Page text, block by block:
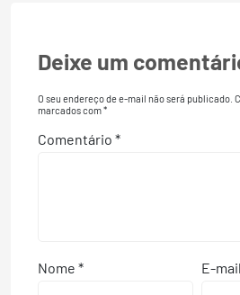
Deixe um
O seu endereço de e-mail não será publicado.
marcados com*
Comentário *
Nome * E-mail